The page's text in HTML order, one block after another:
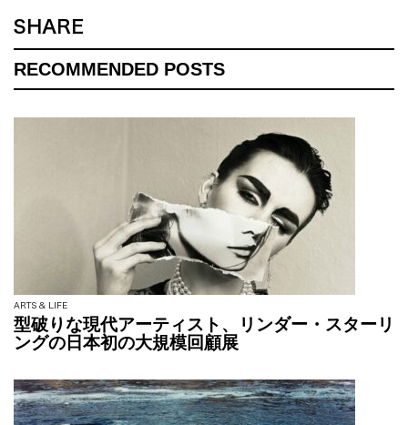
SHARE
RECOMMENDED POSTS
ARTS & LIFE
型破りな現代アーティスト、リンダー・スターリ
ングの日本初の大規模回顧展